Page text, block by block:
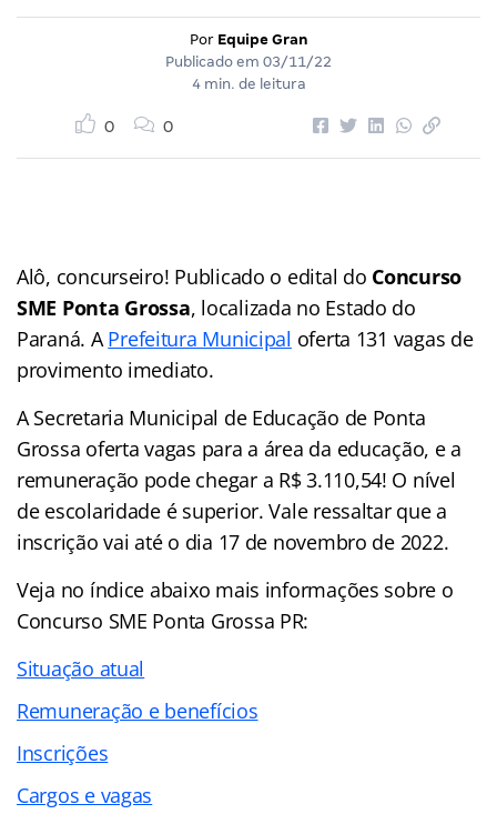
Por Equipe Gran
Publicado em 03/11/22
4 min. de leitura
0 0
Alô, concurseiro! Publicado o edital do Concurso
SME Ponta Grossa, localizada no Estado do
Paraná. APrefeitura Municipal oferta 131 vagas de
provimento imediato.
A Secretaria Municipal de Educação de Ponta
Grossa oferta vagas para a área da educação, e a
remuneração pode chegar a R$ 3.110,54! O nível
de escolaridade é superior. Vale ressaltar que a
inscrição vai até o dia 17 de novembro de 2022.
Veja no índice abaixo mais informações sobre o
Concurso SME Ponta Grossa PR:
Situação atual
Remuneração e benefícios
Inscrições
Cargos e vagas